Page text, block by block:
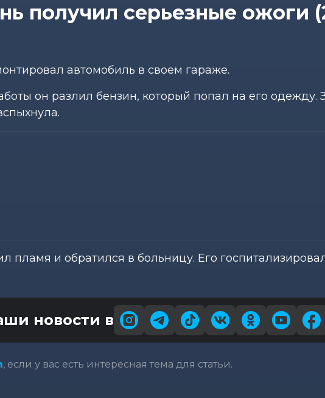
получил серьезные ожоги
автомобиль в своем гараже.
он разлил бензин, который попал на его одежду.
пламя и обратился в больницу. Его
новости в
, если у вас есть интересная тема для статьи.